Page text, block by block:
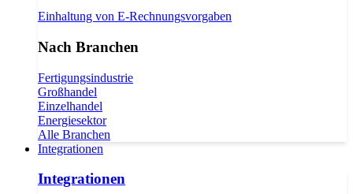
Einhaltung von E-Rechnungsvorgaben
Nach Branchen
Fertigungsindustrie
Großhandel
Einzelhandel
Energiesektor
Alle Branchen
Integrationen
Integrationen